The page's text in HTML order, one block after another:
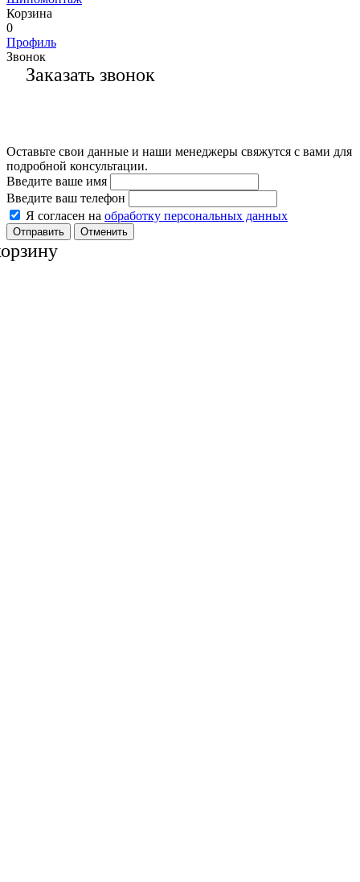
Корзина
0
Профиль
Звонок
Заказать звонок
Оставьте свои данные и наши менеджеры свяжутся с вами для
подробной консультации.
Введите ваше имя
Введите ваш телефон
Я согласен на обработку персональных данных
Отменить